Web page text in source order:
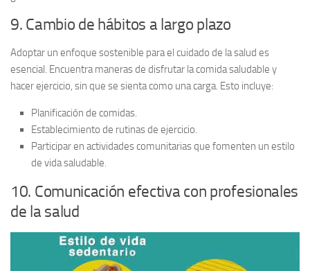
9. Cambio de hábitos a largo plazo
Adoptar un enfoque sostenible para el cuidado de la salud es
esencial. Encuentra maneras de disfrutar la comida saludable y
hacer ejercicio, sin que se sienta como una carga. Esto incluye:
Planificación de comidas.
Establecimiento de rutinas de ejercicio.
Participar en actividades comunitarias que fomenten un estilo
de vida saludable.
10. Comunicación efectiva con profesionales
de la salud